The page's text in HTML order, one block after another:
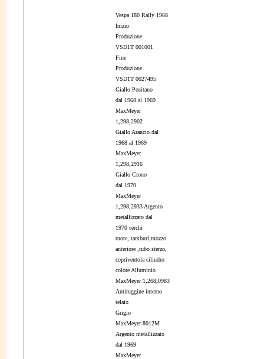
Vespa 180 Rally 1968
Inizio
Produzione
VSD1T 001001
Fine
Produzione
VSD1T 0027495
Giallo Positano
dal 1968 al 1969
MaxMeyer
1,298,2902
Giallo Arancio dal
1968 al 1969
MaxMeyer
1,298,2916
Giallo Crono
dal 1970
MaxMeyer
1,298,2933 Argento
metallizzato dal
1970 cerchi
ruote, tamburi,mozzo
anteriore ,tubo sterzo,
copriventola cilindro
colore Alluminio
MaxMeyer 1,268,0983
Antiruggine interno
telaio
Grigio
MaxMeyer 8012M
Argento metallizzato
dal 1969
MaxMeyer